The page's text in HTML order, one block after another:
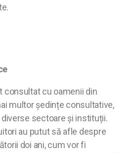
consultat cu oamenii din
multor ședințe consultative,
diverse sectoare și instituții.
au putut să afle despre
doi ani, cum vor fi